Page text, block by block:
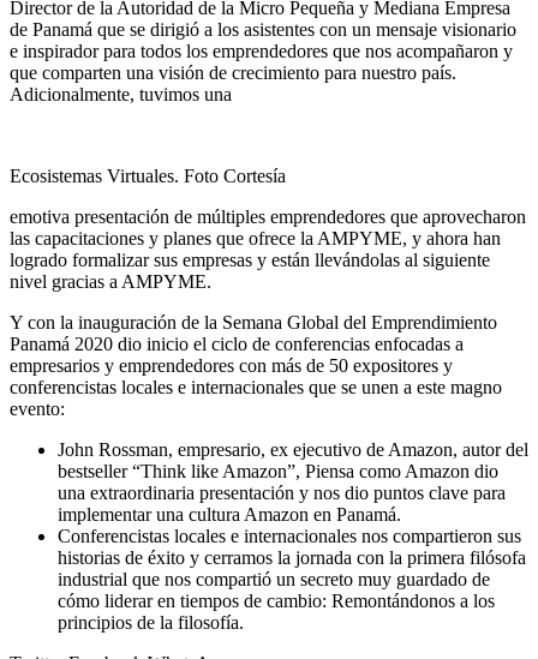
Director de la Autoridad de la Micro Pequeña y Mediana Empresa
de Panamá que se dirigió a los asistentes con un mensaje visionario
e inspirador para todos los emprendedores que nos acompañaron y
que comparten una visión de crecimiento para nuestro país.
Adicionalmente, tuvimos una
Ecosistemas Virtuales. Foto Cortesía
emotiva presentación de múltiples emprendedores que aprovecharon
las capacitaciones y planes que ofrece la AMPYME, y ahora han
logrado formalizar sus empresas y están llevándolas al siguiente
nivel gracias a AMPYME.
Y con la inauguración de la Semana Global del Emprendimiento
Panamá 2020 dio inicio el ciclo de conferencias enfocadas a
empresarios y emprendedores con más de 50 expositores y
conferencistas locales e internacionales que se unen a este magno
evento:
John Rossman, empresario, ex ejecutivo de Amazon, autor del
bestseller “Think like Amazon”, Piensa como Amazon dio
una extraordinaria presentación y nos dio puntos clave para
implementar una cultura Amazon en Panamá.
Conferencistas locales e internacionales nos compartieron sus
historias de éxito y cerramos la jornada con la primera filósofa
industrial que nos compartió un secreto muy guardado de
cómo liderar en tiempos de cambio: Remontándonos a los
principios de la filosofía.